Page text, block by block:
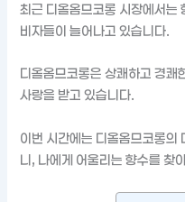
최근 디올옴므코롱 시장에서는
비자들이 늘어나고 있습니다.
디올옴므코롱은 상쾌하고 경쾌
사랑을 받고 있습니다.
이번 시간에는 디올옴므코롱의
니, 나에게 어울리는 향수를 찾